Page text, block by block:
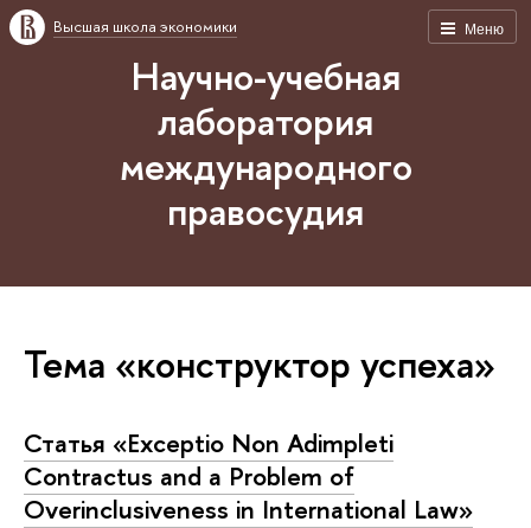
Меню
Высшая школа экономики
Научно-учебная
лаборатория
международного
правосудия
Тема «конструктор успеха»
Статья «Exceptio Non Adimpleti
Contractus and a Problem of
Overinclusiveness in International Law»